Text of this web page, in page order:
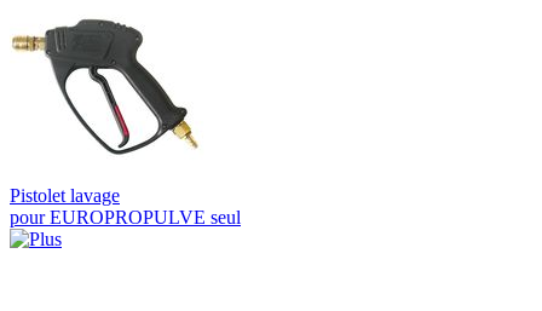
Pistolet lavage
pour EUROPROPULVE seul